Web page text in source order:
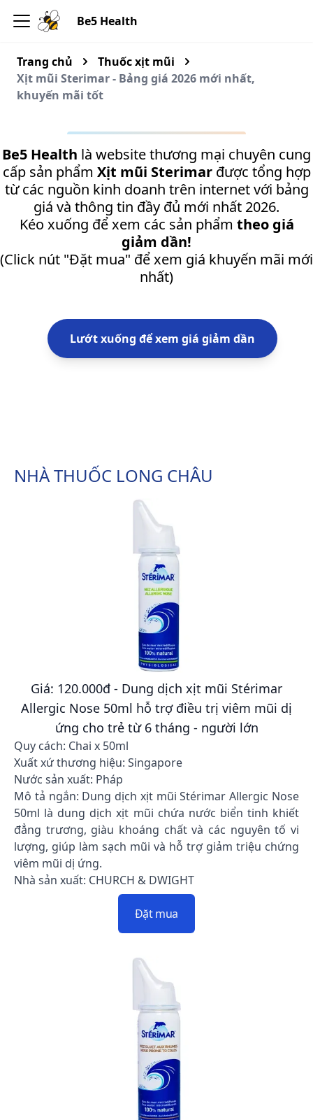
Be5 Health
Trang chủ
Thuốc xịt mũi
Xịt mũi Sterimar - Bảng giá 2026 mới nhất,
khuyến mãi tốt
Be5 Health là website thương mại chuyên cung
cấp sản phẩm Xịt mũi Sterimar được tổng hợp
từ các nguồn kinh doanh trên internet với bảng
giá và thông tin đầy đủ mới nhất 2026.
Kéo xuống để xem các sản phẩm theo giá
giảm dần!
(Click nút "Đặt mua" để xem giá khuyến mãi mới
nhất)
Lướt xuống để xem giá giảm dần
NHÀ THUỐC LONG CHÂU
Giá: 120.000đ - Dung dịch xịt mũi Stérimar
Allergic Nose 50ml hỗ trợ điều trị viêm mũi dị
ứng cho trẻ từ 6 tháng - người lớn
Quy cách: Chai x 50ml
Xuất xứ thương hiệu: Singapore
Nước sản xuất: Pháp
Mô tả ngắn: Dung dịch xịt mũi Stérimar Allergic Nose
50ml là dung dịch xịt mũi chứa nước biển tinh khiết
đẳng trương, giàu khoáng chất và các nguyên tố vi
lượng, giúp làm sạch mũi và hỗ trợ giảm triệu chứng
viêm mũi dị ứng.
Nhà sản xuất: CHURCH & DWIGHT
Đặt mua